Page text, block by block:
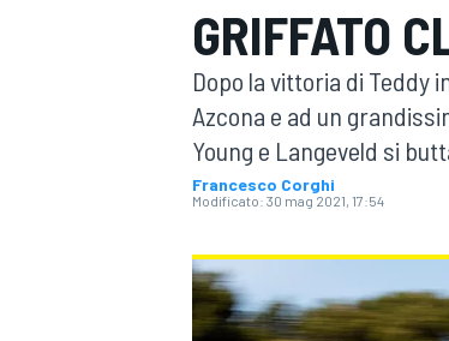
MOTOGP
WRC
GRIFFATO
Dopo la vittoria di Teddy
Azcona e ad un
Young e Langeveld si
Francesco Corghi
Modificato: 30 mag 2021, 17:54